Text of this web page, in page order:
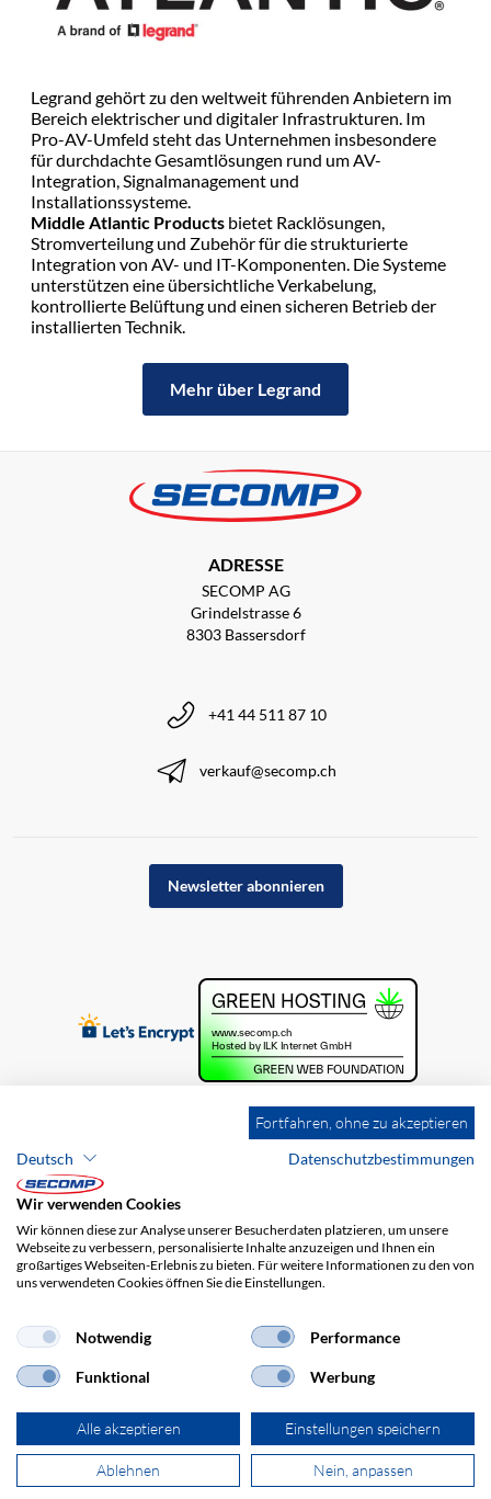
Legrand gehört zu den weltweit führenden Anbietern im
Bereich elektrischer und digitaler Infrastrukturen. Im
Pro-AV-Umfeld steht das Unternehmen insbesondere
für durchdachte Gesamtlösungen rund um AV-
Integration, Signalmanagement und
Installationssysteme.
Middle Atlantic Products bietet Racklösungen,
Stromverteilung und Zubehör für die strukturierte
Integration von AV- und IT-Komponenten. Die Systeme
unterstützen eine übersichtliche Verkabelung,
kontrollierte Belüftung und einen sicheren Betrieb der
installierten Technik.
Mehr über Legrand
ADRESSE
SECOMP AG
Grindelstrasse 6
8303 Bassersdorf
+41 44 511 87 10
verkauf@secomp.ch
Newsletter abonnieren
Brands Impressum
AGB
Haftungsausschluss
Versandkosten
© 2026 SECOMP AG. Alle Rechte vorbehalten.
powered by polynorm
Fortfahren, ohne zu akzeptieren
Deutsch
Datenschutzbestimmungen
Wir verwenden Cookies
Wir können diese zur Analyse unserer Besucherdaten platzieren, um unsere
Webseite zu verbessern, personalisierte Inhalte anzuzeigen und Ihnen ein
großartiges Webseiten-Erlebnis zu bieten. Für weitere Informationen zu den von
uns verwendeten Cookies öffnen Sie die Einstellungen.
Notwendig Performance
Funktional Werbung
Alle akzeptieren Einstellungen speichern
Ablehnen Nein, anpassen